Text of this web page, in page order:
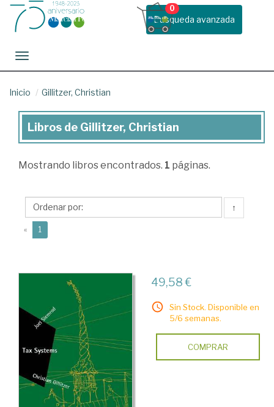
Busqueda avanzada
0
Toggle navigation
Inicio Gillitzer, Christian
Libros
Gillitzer,
Libros de Gillitzer, Christian
Mostrando libros encontrados. 1 páginas.
↑
« 1
49,58 €
Sin Stock. Disponible en
5/6 semanas.
COMPRAR